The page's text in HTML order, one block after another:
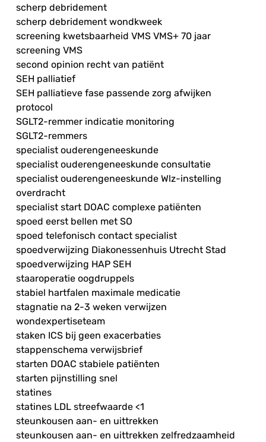
scherp debridement
scherp debridement wondkweek
screening kwetsbaarheid VMS VMS+ 70 jaar
screening VMS
second opinion recht van patiënt
SEH palliatief
SEH palliatieve fase passende zorg afwijken
protocol
SGLT2-remmer indicatie monitoring
SGLT2-remmers
specialist ouderengeneeskunde
specialist ouderengeneeskunde consultatie
specialist ouderengeneeskunde Wlz-instelling
overdracht
specialist start DOAC complexe patiënten
spoed eerst bellen met SO
spoed telefonisch contact specialist
spoedverwijzing Diakonessenhuis Utrecht Stad
spoedverwijzing HAP SEH
staaroperatie oogdruppels
stabiel hartfalen maximale medicatie
stagnatie na 2-3 weken verwijzen
wondexpertiseteam
staken ICS bij geen exacerbaties
stappenschema verwijsbrief
starten DOAC stabiele patiënten
starten pijnstilling snel
statines
statines LDL streefwaarde <1
steunkousen aan- en uittrekken
steunkousen aan- en uittrekken zelfredzaamheid